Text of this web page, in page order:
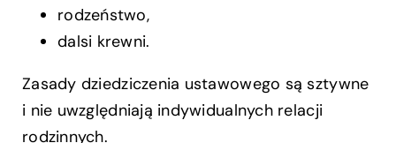
rodzeństwo,
dalsi krewni.
Zasady dziedziczenia ustawowego są sztywne
i nie uwzględniają indywidualnych relacji
rodzinnych.